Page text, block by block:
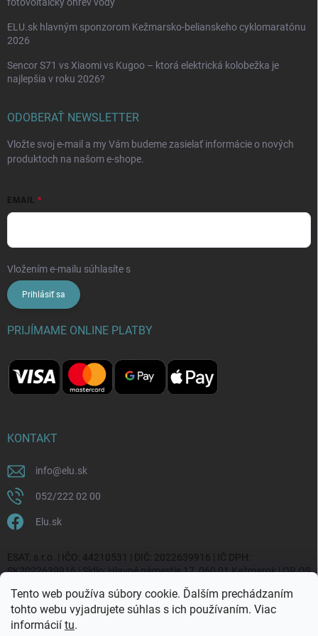
Tento web používa súbory cookie. Ďalším prechádzaním
tohto webu vyjadrujete súhlas s ich používaním. Viac
informácií tu.
ELU.sk hlavným sponzorom Kežmarsko-belianskeho cyklomaratónu
2026
Sencor S71 vs Xiaomi vs Kugoo – ktorá elektrická kolobežka je
najlepšia v roku 2026?
ODOBERAŤ NEWSLETTER
Vložte svoj e-mail a my Vám budeme zasielať informácie o nových
produktoch na našom e-shope.
EMAIL
Vložením e-mailu súhlasíte s
Prihlásiť sa
PRIJÍMAME ONLINE PLATBY
KONTAKT
info@elu.sk
052/222 02 00
Elu.sk
ESAT, s.r.o. | IČO: 44210531 | DIČ: 2022639916 | IČ DPH:
SK2022639916 | Sídlo: Hlavné námestie 17, 060 01 Kežmarok | OR OS